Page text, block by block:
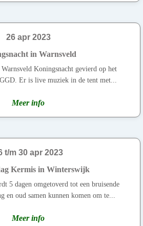
26 apr 2023
in Warnsveld
Koningsnacht gevierd op het
Er is live muziek in de tent met...
Meer info
t/m 30 apr 2023
Kermis in Winterswijk
5 dagen omgetoverd tot een bruisende
en oud samen kunnen komen om te...
Meer info